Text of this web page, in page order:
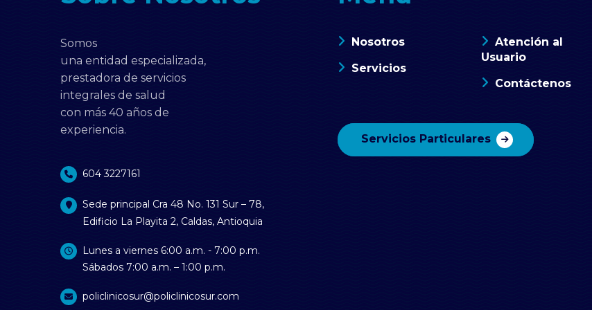
Somos
una entidad especializada,
prestadora de servicios
integrales de salud
con más 40 años de
experiencia.
604 3227161
Sede principal Cra 48 No. 131 Sur – 78,
Edificio La Playita 2, Caldas, Antioquia
Lunes a viernes 6:00 a.m. - 7:00 p.m.
Sábados 7:00 a.m. – 1:00 p.m.
policlinicosur@policlinicosur.com
Nosotros
Servicios
Atención al
Usuario
Contáctenos
Servicios Particulares